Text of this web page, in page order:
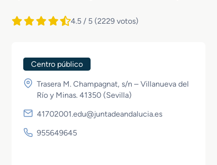
4.5 / 5 (2229 votos)
Centro público
Trasera M. Champagnat, s/n – Villanueva del
Río y Minas. 41350 (Sevilla)
41702001.edu@juntadeandalucia.es
955649645